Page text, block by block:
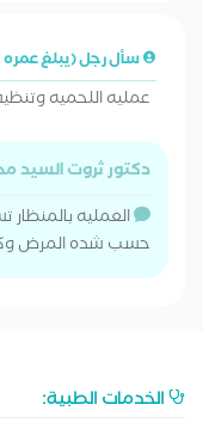
سأل رجل (يبلغ عمره 51 سنة)
عمليه اللحميه
دكتور ثروت السيد
حسب شده المرض
الخدمات الطبية: